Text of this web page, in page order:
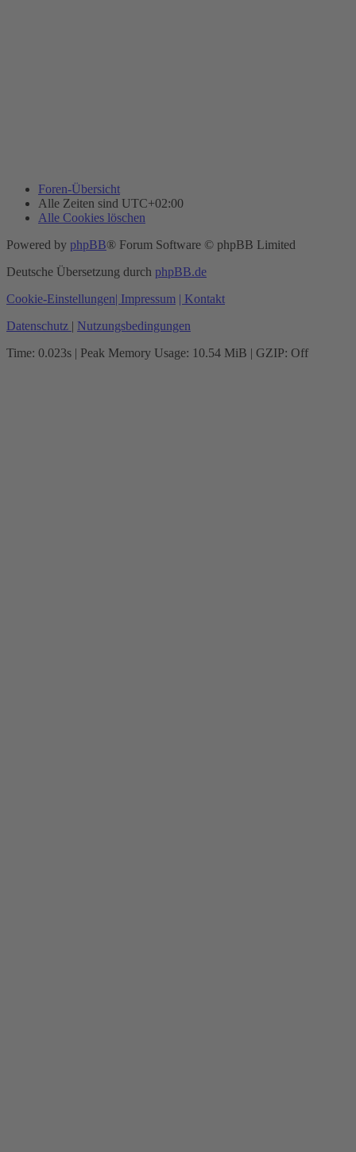
Foren-Übersicht
Alle Zeiten sind UTC+02:00
Alle Cookies löschen
Powered by phpBB® Forum Software © phpBB Limited
Deutsche Übersetzung durch phpBB.de
Cookie-Einstellungen| Impressum | Kontakt
Datenschutz | Nutzungsbedingungen
Time: 0.023s | Peak Memory Usage: 10.54 MiB | GZIP: Off